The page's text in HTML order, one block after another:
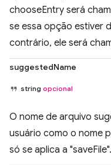
chooseEntry será
se essa opção estiver
contrário, ele será
suggestedName
string opcional
O nome de arquivo
usuário como o nome
só se aplica a "saveFile".